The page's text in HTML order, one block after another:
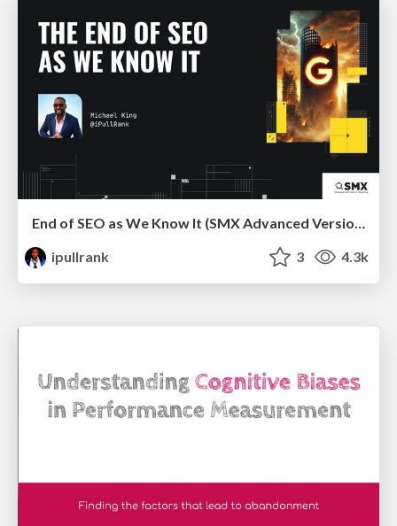
End of SEO as We Know It (SMX Advanced Version)
ipullrank
3 4.3k